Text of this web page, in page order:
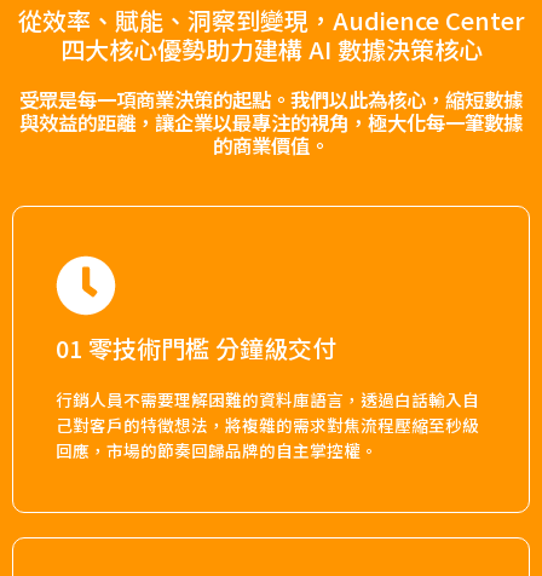
從效率、賦能、洞察到變現，Audience Center
四大核心優勢助力建構 AI 數據決策核心
受眾是每一項商業決策的起點。我們以此為核心，縮短數據
與效益的距離，讓企業以最專注的視角，極大化每一筆數據
的商業價值。
01 零技術門檻 分鐘級交付 ​
行銷人員不需要理解困難的資料庫語言，透過白話輸入自
己對客戶的特徵想法，將複雜的需求對焦流程壓縮至秒級
回應，市場的節奏回歸品牌的自主掌控權。